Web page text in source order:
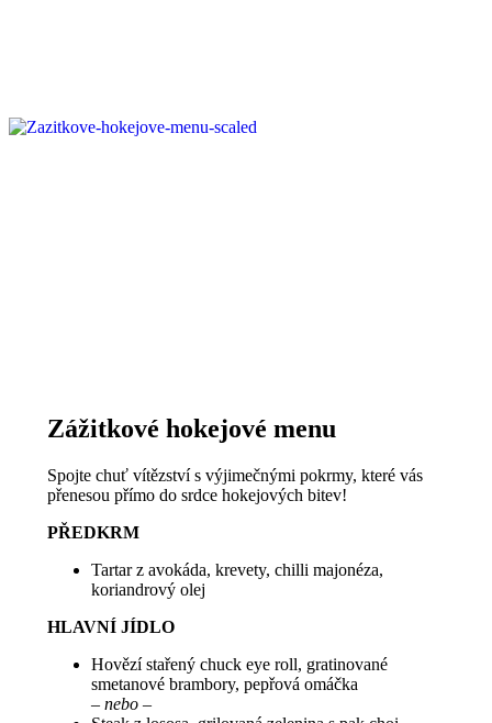
Zážitkové hokejové menu
Spojte chuť vítězství s výjimečnými pokrmy, které vás
přenesou přímo do srdce hokejových bitev!
PŘEDKRM
Tartar z avokáda, krevety, chilli majonéza,
koriandrový olej
HLAVNÍ JÍDLO
Hovězí stařený chuck eye roll, gratinované
smetanové brambory, pepřová omáčka
– nebo–